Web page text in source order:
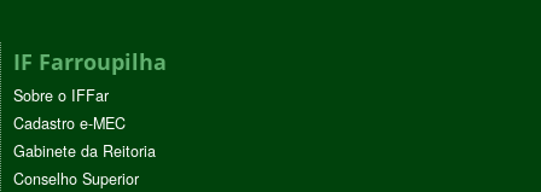
IF Farroupilha
Sobre o IFFar
Cadastro e-MEC
Gabinete da Reitoria
Conselho Superior